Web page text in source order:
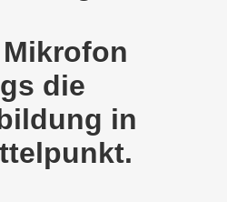
die
in
zum Protest und
Bewegung: Stärken wir
das 750. Jubiläum der
Bewegung auf